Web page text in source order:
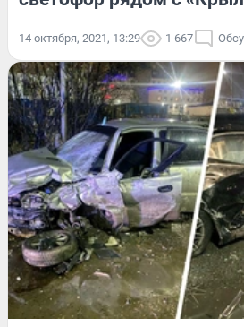
14 октября, 2021, 13:29 1 667